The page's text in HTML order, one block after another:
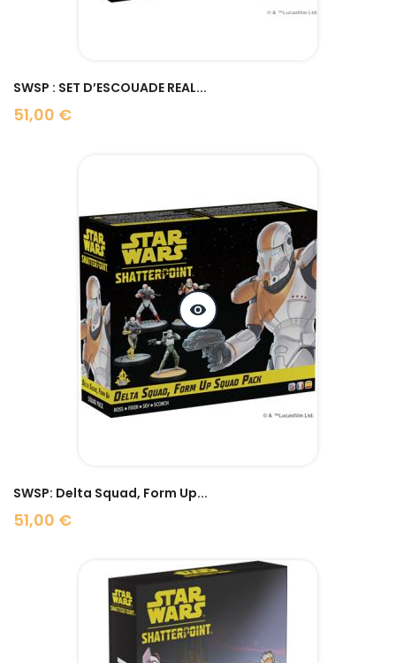
SWSP : SET D’ESCOUADE REAL...
51,00 €
Prix
visibility
SWSP: Delta Squad, Form Up...
51,00 €
Prix